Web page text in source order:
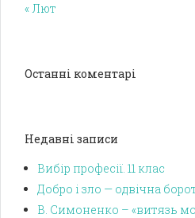
« Лют
Останні коментарі
Недавні записи
Вибір професії. 11 клас
Добро і зло — одвічна
В. Симоненко – «витязь